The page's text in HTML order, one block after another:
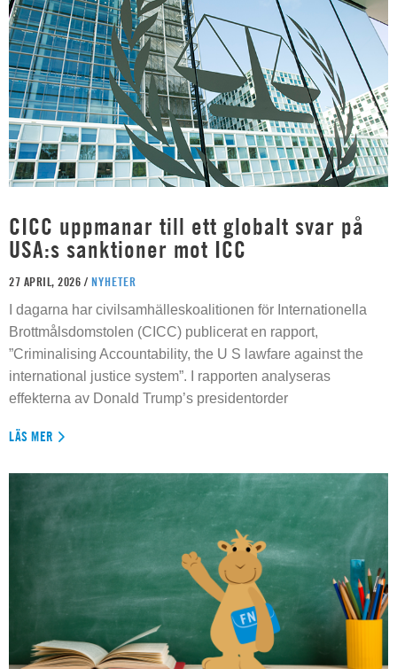
CICC uppmanar till ett globalt svar på
USA:s sanktioner mot ICC
27 APRIL, 2026 / NYHETER
I dagarna har civilsamhälleskoalitionen för Internationella
Brottmålsdomstolen (CICC) publicerat en rapport,
”Criminalising Accountability, the U S lawfare against the
international justice system”. I rapporten analyseras
effekterna av Donald Trump’s presidentorder
LÄS MER